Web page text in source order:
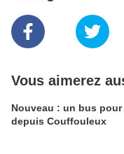
Vous aimerez
Nouveau : un bus pour
depuis Couffouleux